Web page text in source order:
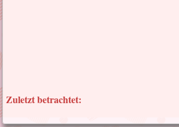
Zuletzt betrachtet: